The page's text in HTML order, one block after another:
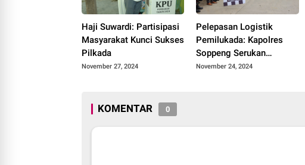
Haji Suwardi: Partisipasi
Masyarakat Kunci Sukses
Pilkada
November 27, 2024
Pelepasan Logistik
Pemilukada: Kapolres
Soppeng Serukan
Kolaborasi Semua Pihak
November 24, 2024
KOMENTAR 0